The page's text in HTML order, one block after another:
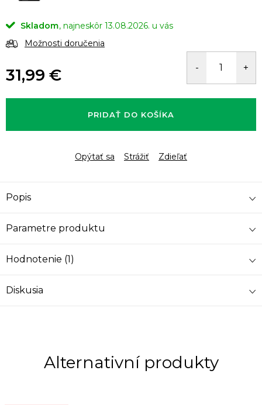
Skladom
13.08.2026.
Možnosti doručenia
31,99 €
cena:
PRIDAŤ DO KOŠÍKA
Opýtať sa Strážiť Zdieľať
Popis
Parametre produktu
Hodnotenie (1)
Diskusia